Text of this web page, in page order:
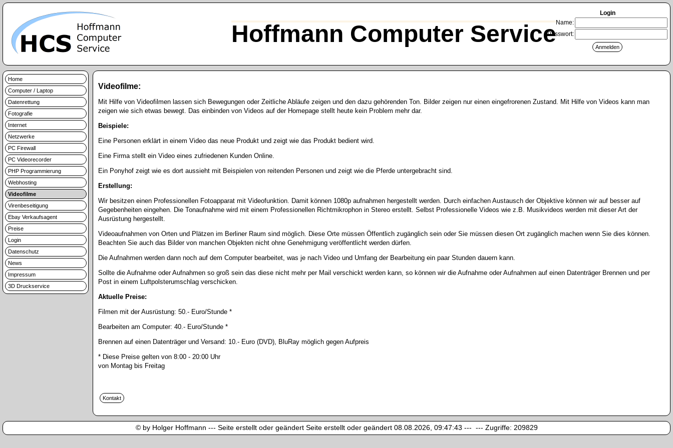
Hoffmann Computer Service
Login
Name:
Passwort:
Home
Computer / Laptop
Datenrettung
Fotografie
Internet
Netzwerke
PC Firewall
PC Videorecorder
PHP Programmierung
Webhosting
Videofilme
Virenbeseitigung
Ebay Verkaufsagent
Preise
Login
Datenschutz
News
Impressum
3D Druckservice
Videofilme:
Mit Hilfe von Videofilmen lassen sich Bewegungen oder Zeitliche Abläufe zeigen und den dazu gehörenden Ton. Bilder zeigen nur einen eingefrorenen Zustand. Mit Hilfe von Videos kann man
zeigen wie sich etwas bewegt. Das einbinden von Videos auf der Homepage stellt heute kein Problem mehr dar.
Beispiele:
Eine Personen erklärt in einem Video das neue Produkt und zeigt wie das Produkt bedient wird.
Eine Firma stellt ein Video eines zufriedenen Kunden Online.
Ein Ponyhof zeigt wie es dort aussieht mit Beispielen von reitenden Personen und zeigt wie die Pferde untergebracht sind.
Erstellung:
Wir besitzen einen Professionellen Fotoapparat mit Videofunktion. Damit können 1080p aufnahmen hergestellt werden. Durch einfachen Austausch der Objektive können wir auf besser auf
Gegebenheiten eingehen. Die Tonaufnahme wird mit einem Professionellen Richtmikrophon in Stereo erstellt. Selbst Professionelle Videos wie z.B. Musikvideos werden mit dieser Art der
Ausrüstung hergestellt.
Videoaufnahmen von Orten und Plätzen im Berliner Raum sind möglich. Diese Orte müssen Öffentlich zugänglich sein oder Sie müssen diesen Ort zugänglich machen wenn Sie dies können.
Beachten Sie auch das Bilder von manchen Objekten nicht ohne Genehmigung veröffentlicht werden dürfen.
Die Aufnahmen werden dann noch auf dem Computer bearbeitet, was je nach Video und Umfang der Bearbeitung ein paar Stunden dauern kann.
Sollte die Aufnahme oder Aufnahmen so groß sein das diese nicht mehr per Mail verschickt werden kann, so können wir die Aufnahme oder Aufnahmen auf einen Datenträger Brennen und per
Post in einem Luftpolsterumschlag verschicken.
Aktuelle Preise:
Filmen mit der Ausrüstung: 50.- Euro/Stunde *
Bearbeiten am Computer: 40.- Euro/Stunde *
Brennen auf einen Datenträger und Versand: 10.- Euro (DVD), BluRay möglich gegen Aufpreis
* Diese Preise gelten von 8:00 - 20:00 Uhr
von Montag bis Freitag
© by Holger Hoffmann --- Seite erstellt oder geändert Seite erstellt oder geändert 08.08.2026, 09:47:43 --- --- Zugriffe: 209829